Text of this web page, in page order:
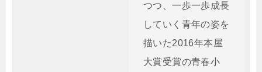
つつ、一歩一歩成長
していく青年の姿を
描いた2016年本屋
大賞受賞の青春小